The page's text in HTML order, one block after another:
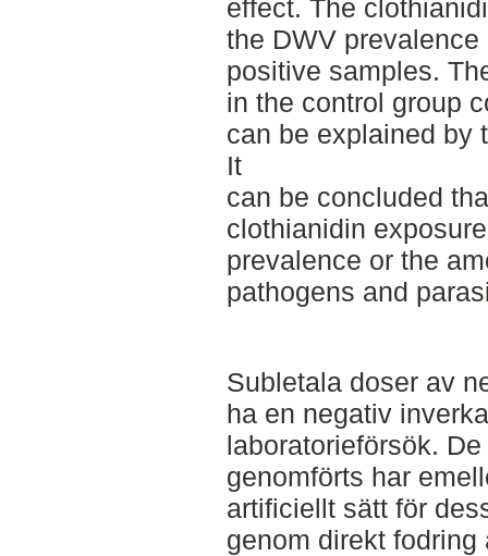
effect. The
the DWV
positive samples.
in the control group
can be explained by
It
can be concluded
clothianidin
prevalence or the
pathogens and
Subletala doser av
ha en negativ
laboratorieförsök.
genomförts har
artificiellt sätt för
genom direkt